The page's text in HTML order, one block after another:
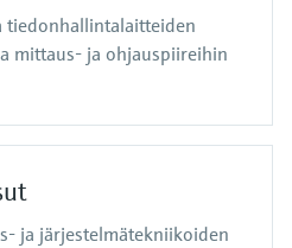
tiedonhallintalaitteiden
mittaus- ja ohjauspiireihin
ja järjestelmätekniikoiden